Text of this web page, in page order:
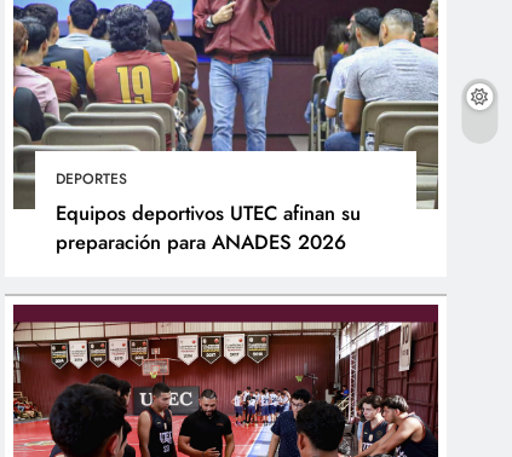
DEPORTES
Equipos deportivos UTEC afinan su
preparación para ANADES 2026